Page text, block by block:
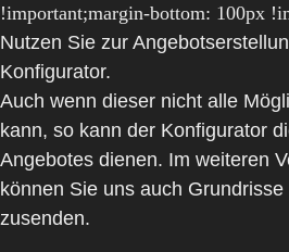
!important;margin-bottom: 100px
Nutzen Sie zur
Konfigurator.
Auch wenn dieser nicht alle
kann, so kann der Konfigurator
Angebotes dienen. Im weiteren
können Sie uns auch
zusenden.